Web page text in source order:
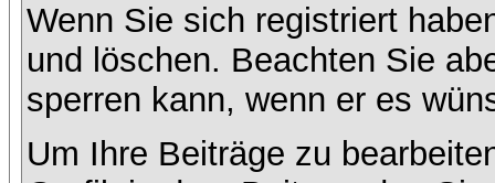
Wenn Sie sich registriert
und löschen. Beachten Sie
sperren kann, wenn er es
Um Ihre Beiträge zu